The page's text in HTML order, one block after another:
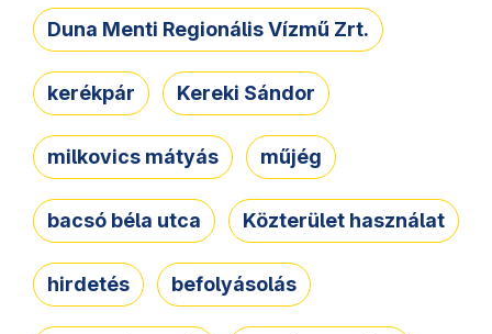
Duna Menti Regionális Vízmű Zrt.
kerékpár Kereki Sándor
milkovics mátyás műjég
bacsó béla utca Közterület használat
hirdetés befolyásolás